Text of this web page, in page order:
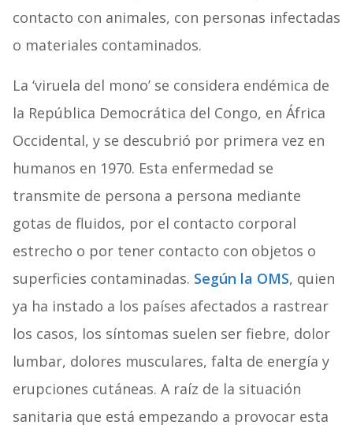
contacto con animales, con personas infectadas
o materiales contaminados.
La ‘viruela del mono’ se considera endémica de
la República Democrática del Congo, en África
Occidental, y se descubrió por primera vez en
humanos en 1970. Esta enfermedad se
transmite de persona a persona mediante
gotas de fluidos, por el contacto corporal
estrecho o por tener contacto con objetos o
superficies contaminadas. Según la OMS, quien
ya ha instado a los países afectados a rastrear
los casos, los síntomas suelen ser fiebre, dolor
lumbar, dolores musculares, falta de energía y
erupciones cutáneas. A raíz de la situación
sanitaria que está empezando a provocar esta